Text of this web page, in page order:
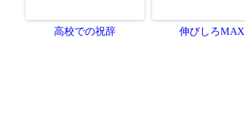
高校での祝辞 伸びしろMAX